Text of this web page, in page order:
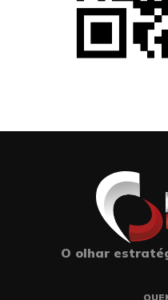
O olhar